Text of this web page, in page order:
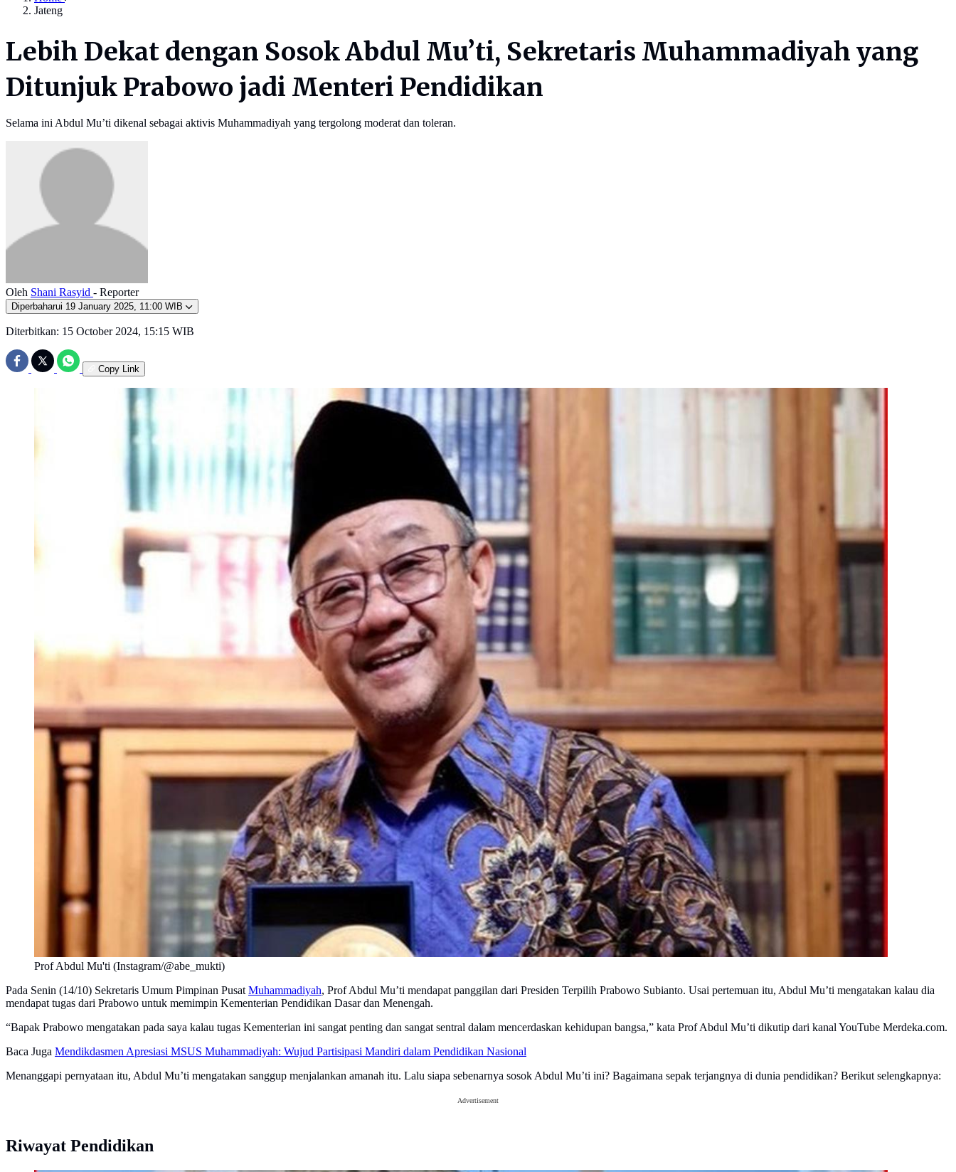
Jateng
Lebih Dekat dengan Sosok Abdul Mu’ti, Sekretaris Muhammadiyah yang
Ditunjuk Prabowo jadi Menteri Pendidikan
Selama ini Abdul Mu’ti dikenal sebagai aktivis Muhammadiyah yang tergolong moderat dan toleran.
Oleh Shani Rasyid - Reporter
Diperbaharui 19 January 2025, 11:00 WIB
Diterbitkan: 15 October 2024, 15:15 WIB
Copy Link
Prof Abdul Mu'ti (Instagram/@abe_mukti)
Pada Senin (14/10) Sekretaris Umum Pimpinan Pusat Muhammadiyah, Prof Abdul Mu’ti mendapat panggilan dari Presiden Terpilih Prabowo Subianto. Usai pertemuan itu, Abdul Mu’ti mengatakan kalau dia
mendapat tugas dari Prabowo untuk memimpin Kementerian Pendidikan Dasar dan Menengah.
“Bapak Prabowo mengatakan pada saya kalau tugas Kementerian ini sangat penting dan sangat sentral dalam mencerdaskan kehidupan bangsa,” kata Prof Abdul Mu’ti dikutip dari kanal YouTube Merdeka.com.
Baca Juga Mendikdasmen Apresiasi MSUS Muhammadiyah: Wujud Partisipasi Mandiri dalam Pendidikan Nasional
Menanggapi pernyataan itu, Abdul Mu’ti mengatakan sanggup menjalankan amanah itu. Lalu siapa sebenarnya sosok Abdul Mu’ti ini? Bagaimana sepak terjangnya di dunia pendidikan? Berikut selengkapnya:
Advertisement
Riwayat Pendidikan